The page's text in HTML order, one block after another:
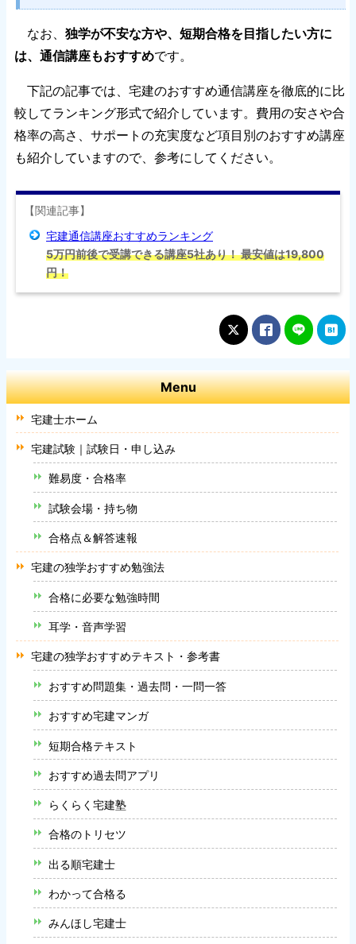
なお、 独学が不安な方や、短期合格を目指したい方に
は、通信講座もおすすめです。
下記の記事では、宅建のおすすめ通信講座を徹底的に比
較してランキング形式で紹介しています。費用の安さや合
格率の高さ、サポートの充実度など項目別のおすすめ講座
も紹介していますので、参考にしてください。
【関連記事】
宅建通信講座おすすめランキング
5万円前後で受講できる講座5社あり！ 最安値は19,800
円！
Menu
宅建士ホーム
宅建試験｜試験日・申し込み
難易度・合格率
試験会場・持ち物
合格点＆解答速報
宅建の独学おすすめ勉強法
合格に必要な勉強時間
耳学・音声学習
宅建の独学おすすめテキスト・参考書
おすすめ問題集・過去問・一問一答
おすすめ宅建マンガ
短期合格テキスト
おすすめ過去問アプリ
らくらく宅建塾
合格のトリセツ
出る順宅建士
わかって合格る
みんほし宅建士